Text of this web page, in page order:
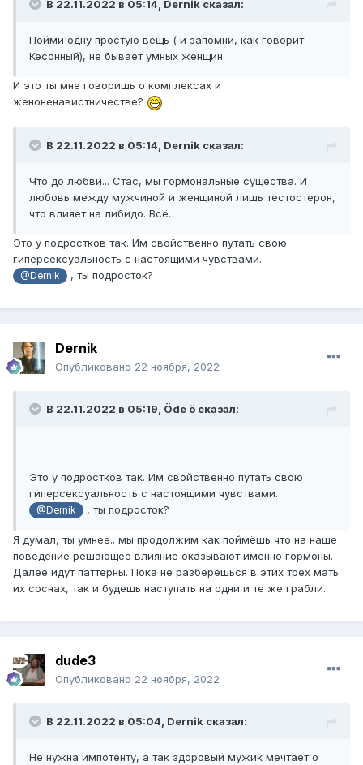
В 22.11.2022 в 05:14, Dernik сказал:
Пойми одну простую вещь ( и запомни, как говорит
Кесонный), не бывает умных женщин.
И это ты мне говоришь о комплексах и
женоненавистничестве?
В 22.11.2022 в 05:14, Dernik сказал:
Что до любви... Стас, мы гормональные существа. И
любовь между мужчиной и женщиной лишь тестостерон,
что влияет на либидо. Всё.
Это у подростков так. Им свойственно путать свою
гиперсексуальность с настоящими чувствами.
@Dernik , ты подросток?
Dernik
Опубликовано 22 ноября, 2022
В 22.11.2022 в 05:19, Öde ö сказал:
Это у подростков так. Им свойственно путать свою
гиперсексуальность с настоящими чувствами.
@Dernik , ты подросток?
Я думал, ты умнее.. мы продолжим как поймёшь что на наше
поведение решающее влияние оказывают именно гормоны.
Далее идут паттерны. Пока не разберёшься в этих трёх мать
их соснах, так и будешь наступать на одни и те же грабли.
dude3
Опубликовано 22 ноября, 2022
В 22.11.2022 в 05:04, Dernik сказал:
Не нужна импотенту, а так здоровый мужик мечтает о